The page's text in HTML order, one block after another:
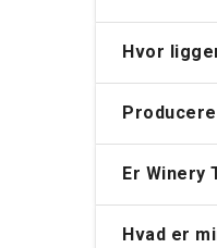
Hvor
Er Winery
Hvad er